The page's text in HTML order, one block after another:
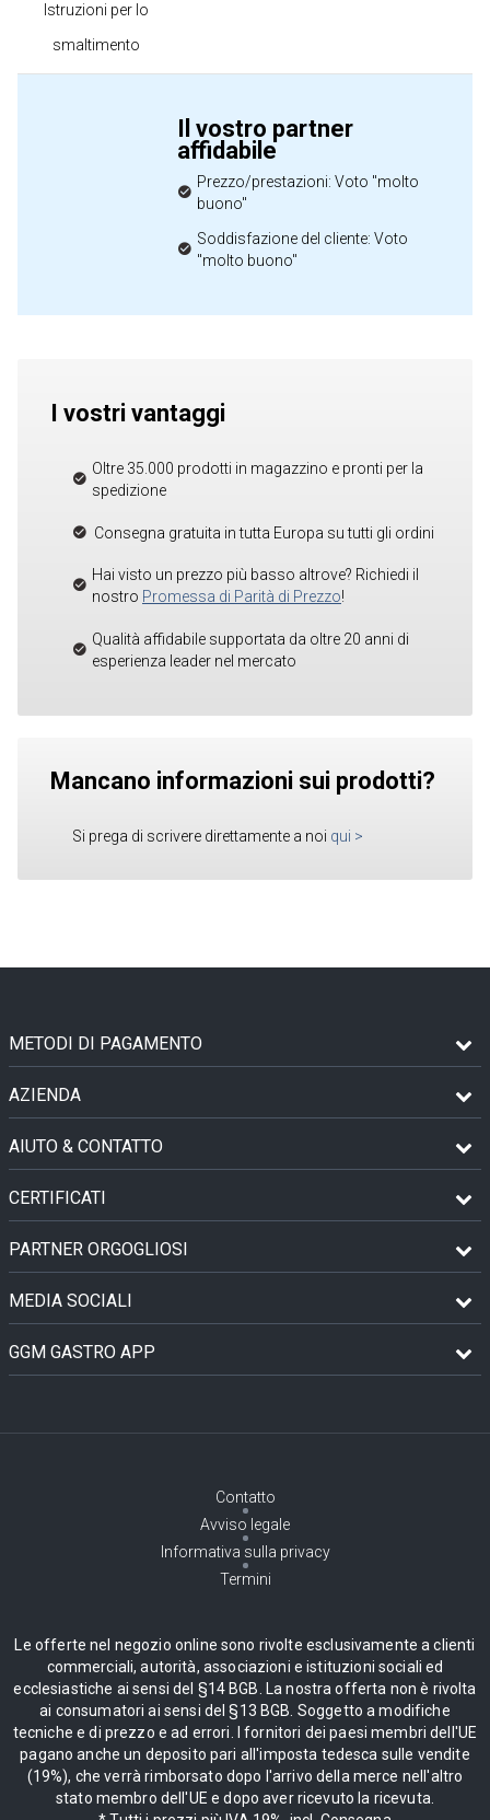
Istruzioni per lo
smaltimento
Il vostro partner
affidabile
Prezzo/prestazioni: Voto "molto
buono"
Soddisfazione del cliente: Voto
"molto buono"
I vostri vantaggi
Oltre 35.000 prodotti in magazzino e pronti per la
spedizione
Consegna gratuita in tutta Europa su tutti gli ordini
Hai visto un prezzo più basso altrove? Richiedi il
nostro Promessa di Parità di Prezzo!
Qualità affidabile supportata da oltre 20 anni di
esperienza leader nel mercato
Mancano informazioni sui prodotti?
Si prega di scrivere direttamente a noi qui >
METODI DI PAGAMENTO
AZIENDA
AIUTO & CONTATTO
CERTIFICATI
PARTNER ORGOGLIOSI
MEDIA SOCIALI
GGM GASTRO APP
Contatto
Avviso legale
Informativa sulla privacy
Termini
Le offerte nel negozio online sono rivolte esclusivamente a clienti
commerciali, autorità, associazioni e istituzioni sociali ed
ecclesiastiche ai sensi del §14 BGB. La nostra offerta non è rivolta
ai consumatori ai sensi del §13 BGB. Soggetto a modifiche
tecniche e di prezzo e ad errori. I fornitori dei paesi membri dell'UE
pagano anche un deposito pari all'imposta tedesca sulle vendite
(19%), che verrà rimborsato dopo l'arrivo della merce nell'altro
stato membro dell'UE e dopo aver ricevuto la ricevuta.